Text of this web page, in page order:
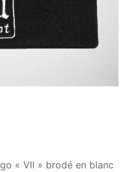
« VII » brodé en blanc